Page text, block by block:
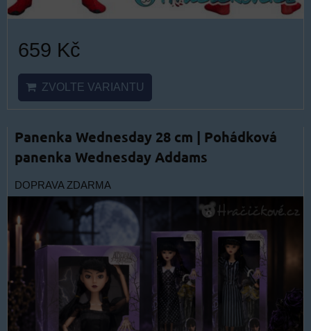
659 Kč
ZVOLTE VARIANTU
Panenka Wednesday 28 cm | Pohádková
panenka Wednesday Addams
DOPRAVA ZDARMA